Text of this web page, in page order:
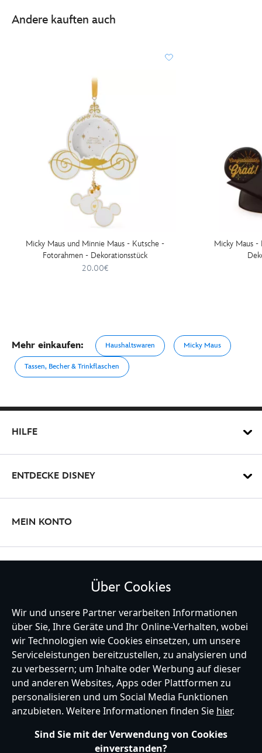
Andere kauften auch
Micky Maus und Minnie Maus - Kutsche -
Fotorahmen - Dekorationsstück
20.00€
Micky Maus
Mehr einkaufen: Haushaltswaren Micky Maus
Tassen, Becher & Trinkflaschen
HILFE
ENTDECKE DISNEY
MEIN KONTO
Germany
Hilfe Nutzungsbedingungen Datenschutzerklärung
Site Map
Richtlinien für Cookies
EU Datenschutzhinweis
Impressum
Allgemeine Verkaufsbedingungen
Über Cookies
Wir und unsere Partner verarbeiten Informationen
über Sie, Ihre Geräte und Ihr Online-Verhalten, wobei
wir Technologien wie Cookies einsetzen, um unsere
Serviceleistungen bereitzustellen, zu analysieren und
zu verbessern; um Inhalte oder Werbung auf dieser
und anderen Websites, Apps oder Plattformen zu
personalisieren und um Social Media Funktionen
anzubieten. Weitere Informationen finden Sie hier.
Sind Sie mit der Verwendung von Cookies
einverstanden?